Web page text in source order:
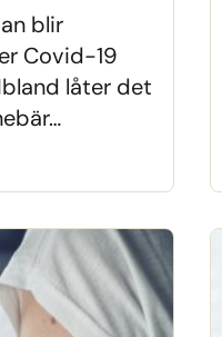
blir
Covid-19
låter det